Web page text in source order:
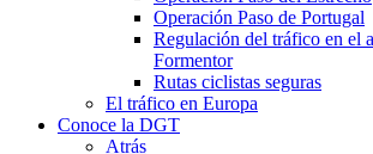
Operación Paso de Portugal
Regulación del tráfico en el
Formentor
Rutas ciclistas seguras
El tráfico en Europa
Conoce la DGT
Atrás